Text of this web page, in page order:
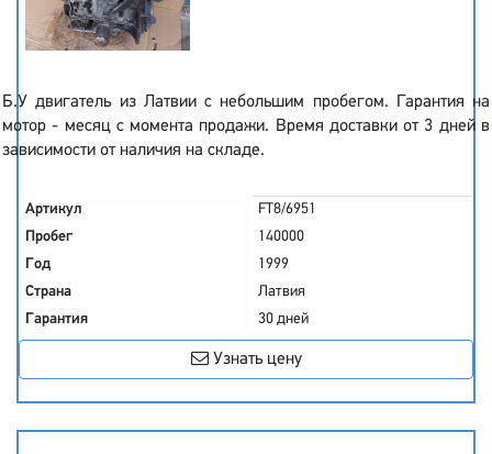
Б.У двигатель из Латвии с небольшим пробегом. Гарантия на
мотор - месяц с момента продажи. Время доставки от 3 дней в
зависимости от наличия на складе.
Артикул
FT8/6951
Пробег
140000
Год
1999
Страна
Латвия
Гарантия
30 дней
Узнать цену